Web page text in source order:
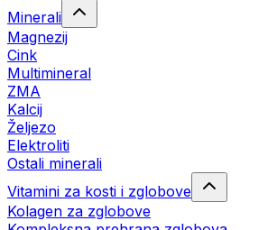
Minerali
Magnezij
Cink
Multimineral
ZMA
Kalcij
Željezo
Elektroliti
Ostali minerali
Vitamini za kosti i zglobove
Kolagen za zglobove